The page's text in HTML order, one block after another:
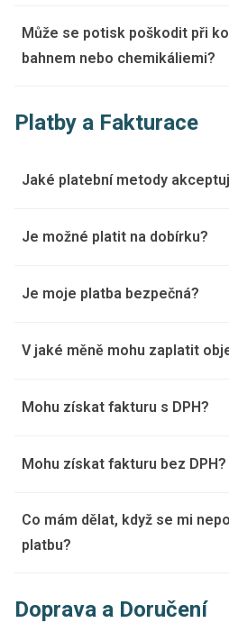
Může se potisk poškodit při
bahnem nebo chemikáliemi?
Platby a Fakturace
Jaké platební metody
Je možné platit na dobírku?
Je moje platba bezpečná?
V jaké měně mohu zaplatit
Mohu získat fakturu s DPH?
Mohu získat fakturu bez DPH?
Co mám dělat, když se mi
platbu?
Doprava a Doručení